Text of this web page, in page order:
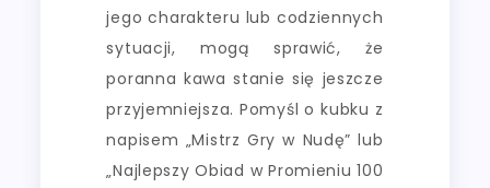
jego charakteru lub codziennych
sytuacji, mogą sprawić, że
poranna kawa stanie się jeszcze
przyjemniejsza. Pomyśl o kubku z
napisem „Mistrz Gry w Nudę” lub
„Najlepszy Obiad w Promieniu 100